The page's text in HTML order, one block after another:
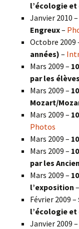
l’écologie et
Janvier 2010 –
Engreux–
Octobre 2009
années) –
Mars 2009 –
par les
Mars 2009 –
Mozart/
Mars 2009 –
Photos
Mars 2009 –
Mars 2009 –
par les
Mars 2009 –
l’exposition –
Février 2009 –
l’écologie et
Janvier 2009 –